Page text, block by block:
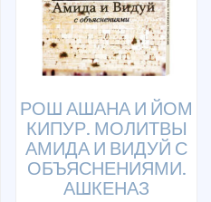
РОШ АШАНА И ЙОМ
КИПУР. МОЛИТВЫ
АМИДА И ВИДУЙ С
ОБЪЯСНЕНИЯМИ.
АШКЕНАЗ